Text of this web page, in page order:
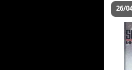
26/